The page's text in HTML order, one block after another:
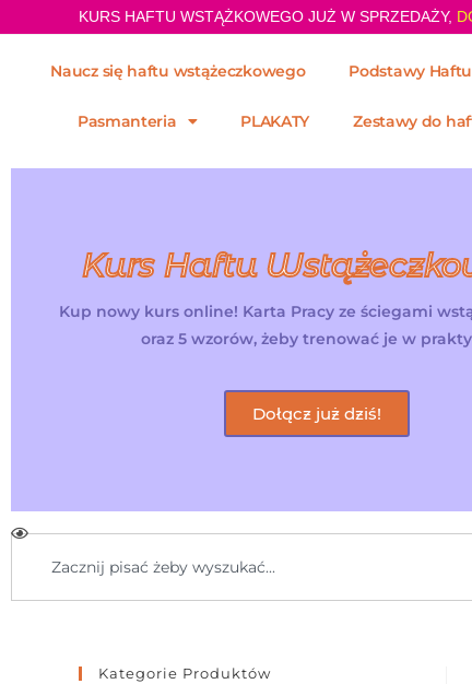
KURS HAFTU WSTĄŻKOWEGO JUŻ W SPRZEDAŻY,
Naucz się haftu wstążeczkowego Podstawy
Pasmanteria PLAKATY Zestawy do
Kurs Haftu
Kup nowy kurs online! Karta Pracy ze ściegami
oraz 5 wzorów, żeby trenować je w
Dołącz już dziś!
Kategorie Produktów